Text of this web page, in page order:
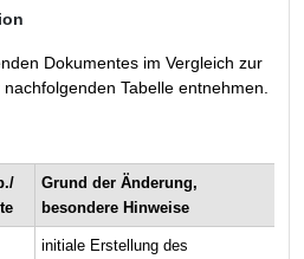
Dokumentes im Vergleich zur
Tabelle entnehmen.
Grund der Änderung,
besondere Hinweise
initiale Erstellung des